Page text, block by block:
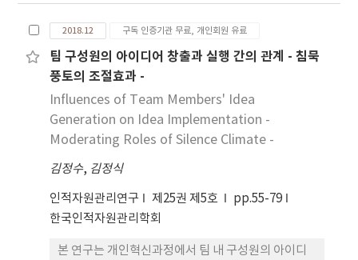
치는 영향력과 이 과정 속에서 해당 변인간의 관계를
검증하고자 하였다. 이를 위해 국내 다양한 산업에 종
사하는 조직 구성원으로부터 데이터를 수집하여 최종
적으로 223개의 자료를 분석하였다. 그 결과, 변혁적
리더십과 주도성이 적응수행에 직접적인 영향을 미치
는 것으로 확인되었다. 또한 조직혁신풍토와 적응수
행간의 관계에서 주도성의 완전매개효과가 검증되었
고, 변혁적 리더십과 적응수행간의 관계에서 주도성
의 부분매개효과가 검증되었다. 이러한 결과와 함께
다양한 이론적, 실무적 시사점을 제시하였다.
2018.12 구독 인증기관 무료, 개인회원 유료
팀 구성원의 아이디어 창출과 실행 간의 관계 - 침묵
풍토의 조절효과 -
Influences of Team Members' Idea
Generation on Idea Implementation -
Moderating Roles of Silence Climate -
김정수, 김정식
인적자원관리연구 제25권 제5호
pp.55-79
한국인적자원관리학회
본 연구는 개인혁신과정에서 팀 내 구성원의 아이디